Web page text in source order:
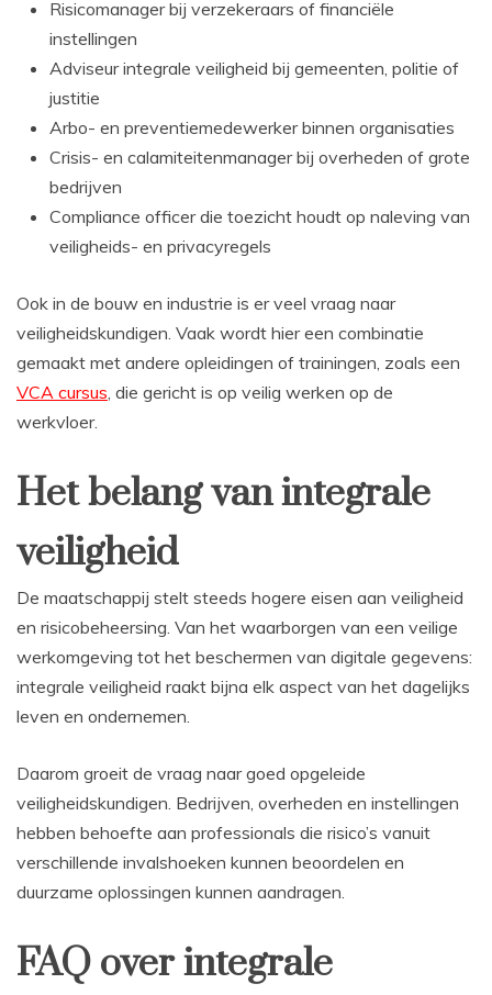
Risicomanager bij verzekeraars of financiële
instellingen
Adviseur integrale veiligheid bij gemeenten, politie of
justitie
Arbo- en preventiemedewerker binnen organisaties
Crisis- en calamiteitenmanager bij overheden of grote
bedrijven
Compliance officer die toezicht houdt op naleving van
veiligheids- en privacyregels
Ook in de bouw en industrie is er veel vraag naar
veiligheidskundigen. Vaak wordt hier een combinatie
gemaakt met andere opleidingen of trainingen, zoals een
VCA cursus, die gericht is op veilig werken op de
werkvloer.
Het belang van integrale
veiligheid
De maatschappij stelt steeds hogere eisen aan veiligheid
en risicobeheersing. Van het waarborgen van een veilige
werkomgeving tot het beschermen van digitale gegevens:
integrale veiligheid raakt bijna elk aspect van het dagelijks
leven en ondernemen.
Daarom groeit de vraag naar goed opgeleide
veiligheidskundigen. Bedrijven, overheden en instellingen
hebben behoefte aan professionals die risico’s vanuit
verschillende invalshoeken kunnen beoordelen en
duurzame oplossingen kunnen aandragen.
FAQ over integrale